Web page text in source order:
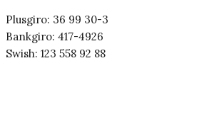
Plusgiro: 36 99 30-3
Bankgiro: 417-4926
Swish: 123 558 92 88